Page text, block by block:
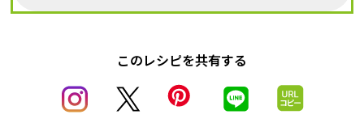
このレシピを共有する